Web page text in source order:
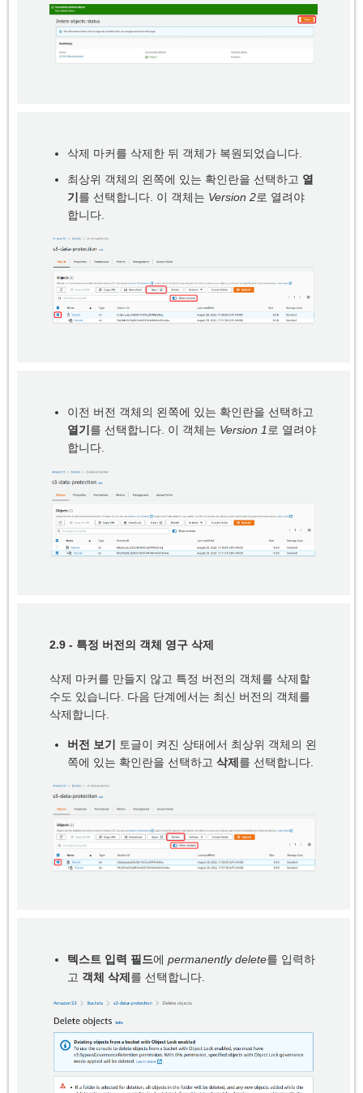
삭제 마커를 삭제한 뒤 객체가 복원되었습니다.
최상위 객체의 왼쪽에 있는 확인란을 선택하고 열
기 를 선택합니다. 이 객체는 Version 2로 열려야
합니다.
이전 버전 객체의 왼쪽에 있는 확인란을 선택하고
열기를 선택합니다. 이 객체는 Version 1 로 열려야
합니다.
2.9 - 특정 버전의 객체 영구 삭제
삭제 마커를 만들지 않고 특정 버전의 객체를 삭제할
수도 있습니다. 다음 단계에서는 최신 버전의 객체를
삭제합니다.
버전 보기
토글이 켜진 상태에서 최상위 객체의 왼
쪽에 있는 확인란을 선택하고 삭제 를 선택합니다.
텍스트 입력 필드에 permanently delete를 입력하
고 객체 삭제 를 선택합니다.